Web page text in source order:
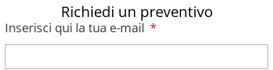
Richiedi un preventivo
Inserisci qui la tua e-mail